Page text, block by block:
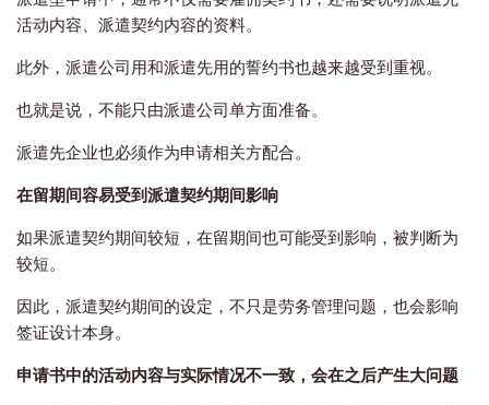
活动内容、派遣契约内容的资料。
此外，派遣公司用和派遣先用的誓约书也越来越受到重视。
也就是说，不能只由派遣公司单方面准备。
派遣先企业也必须作为申请相关方配合。
在留期间容易受到派遣契约期间影响
如果派遣契约期间较短，在留期间也可能受到影响，被判断为
较短。
因此，派遣契约期间的设定，不只是劳务管理问题，也会影响
签证设计本身。
申请书中的活动内容与实际情况不一致，会在之后产生大问题